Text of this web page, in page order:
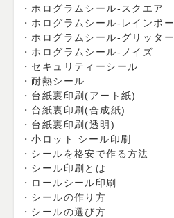
ホログラムシール-スクエア
ホログラムシール-レインボー
ホログラムシール-グリッター
ホログラムシール-ノイズ
セキュリティーシール
耐熱シール
台紙裏印刷(アート紙)
台紙裏印刷(合成紙)
台紙裏印刷(透明)
小ロット シール印刷
シールを格安で作る方法
シール印刷とは
ロールシール印刷
シールの作り方
シールの選び方